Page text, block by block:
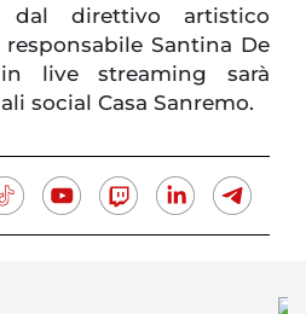
dal direttivo artistico
Santina De
live streaming sarà
social Casa Sanremo.